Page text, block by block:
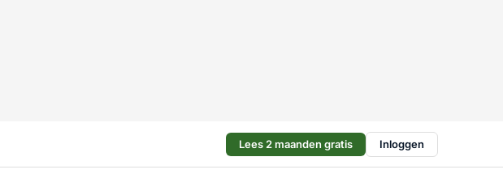
Lees 2 maanden gratis Inloggen